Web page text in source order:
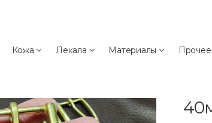
Кожа Лекала Материалы Прочее